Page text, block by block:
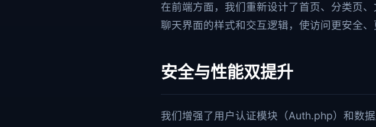
在前端方面，我们重新设计了首页、分类页
聊天界面的样式和交互逻辑，使访问更安全、
安全与性能双提升
我们增强了用户认证模块（Auth.php）和数